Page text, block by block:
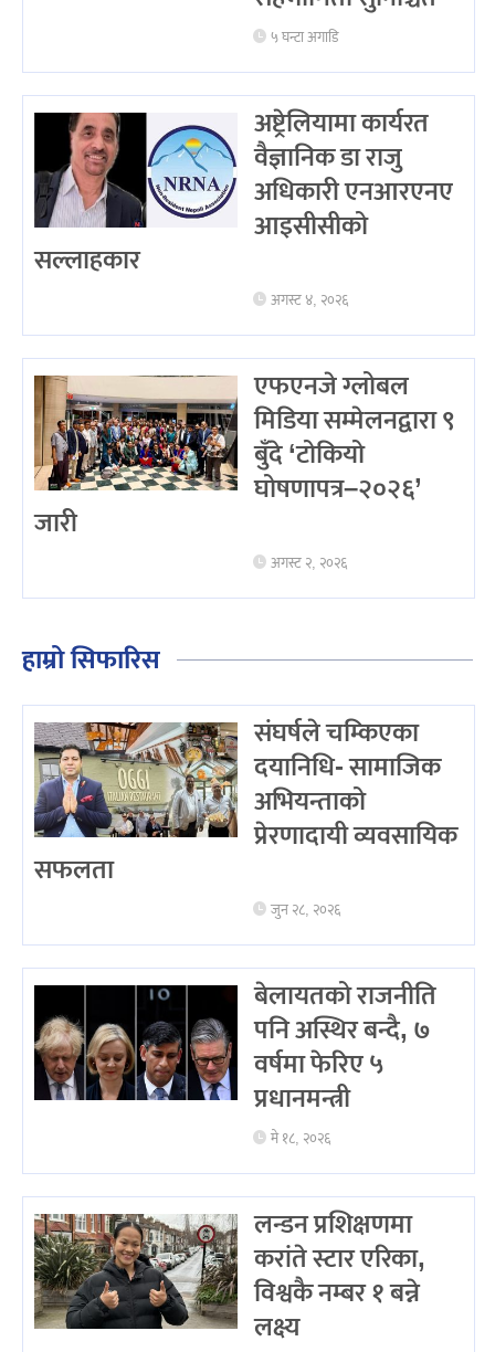
५ घन्टा अगाडि
अष्ट्रेलियामा कार्यरत
वैज्ञानिक डा राजु
अधिकारी एनआरएनए
आइसीसीको
सल्लाहकार
अगस्ट ४, २०२६
एफएनजे ग्लोबल
मिडिया सम्मेलनद्वारा ९
बुँदे ‘टोकियो
घोषणापत्र–२०२६’
जारी
अगस्ट २, २०२६
हाम्रो सिफारिस
संघर्षले चम्किएका
दयानिधि- सामाजिक
अभियन्ताको
प्रेरणादायी व्यवसायिक
सफलता
जुन २८, २०२६
बेलायतको राजनीति
पनि अस्थिर बन्दै, ७
वर्षमा फेरिए ५
प्रधानमन्त्री
मे १८, २०२६
लन्डन प्रशिक्षणमा
करांते स्टार एरिका,
विश्वकै नम्बर १ बन्ने
लक्ष्य